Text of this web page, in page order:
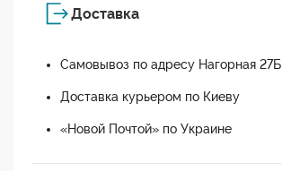
Доставка
Самовывоз по адресу Нагорная 27Б
Доставка курьером по Киеву
«Новой Почтой» по Украине